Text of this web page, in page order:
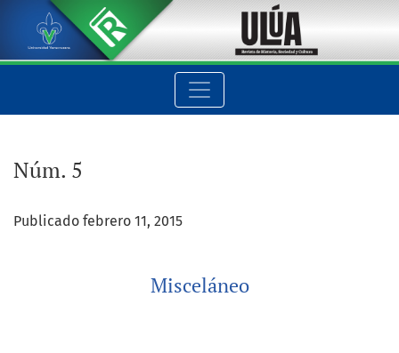
Núm. 5: Misceláneo
Núm. 5
Publicado febrero 11, 2015
Misceláneo